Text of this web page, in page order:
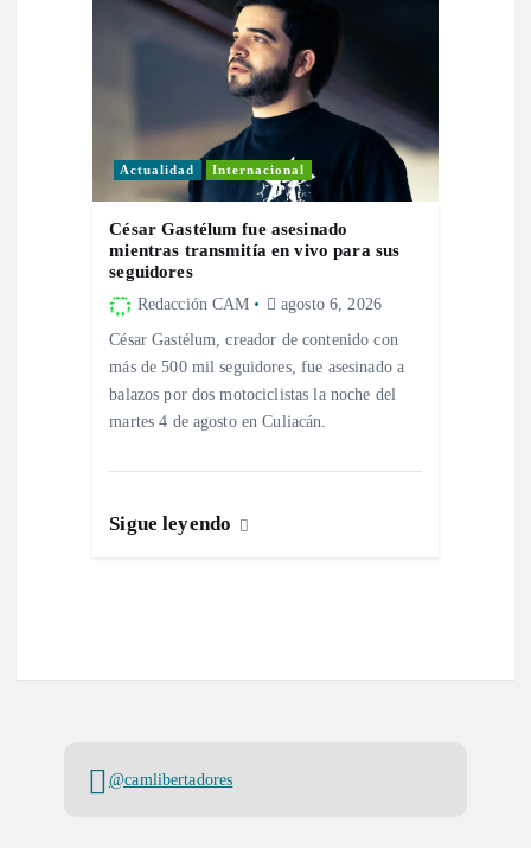
Actualidad Internacional
César Gastélum fue asesinado
mientras transmitía en vivo para sus
seguidores
Redacción CAM agosto 6, 2026
César Gastélum, creador de contenido con
más de 500 mil seguidores, fue asesinado a
balazos por dos motociclistas la noche del
martes 4 de agosto en Culiacán.
Sigue leyendo
@camlibertadores